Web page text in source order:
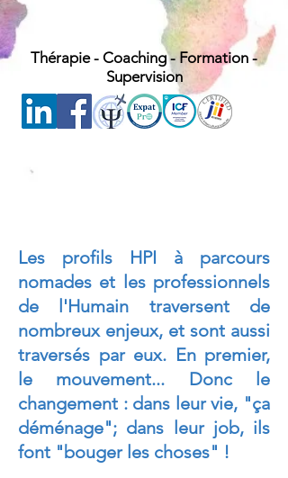
Thérapie- Coaching-Formation -
Supervision
Les profils HPI à parcours
nomades et les professionnels
de l'Humain traversent de
nombreux enjeux, et sont aussi
traversés par eux. En premier,
le mouvement... Donc le
changement : dans leur vie, "ça
déménage"; dans leur job, ils
font "bouger les choses" !